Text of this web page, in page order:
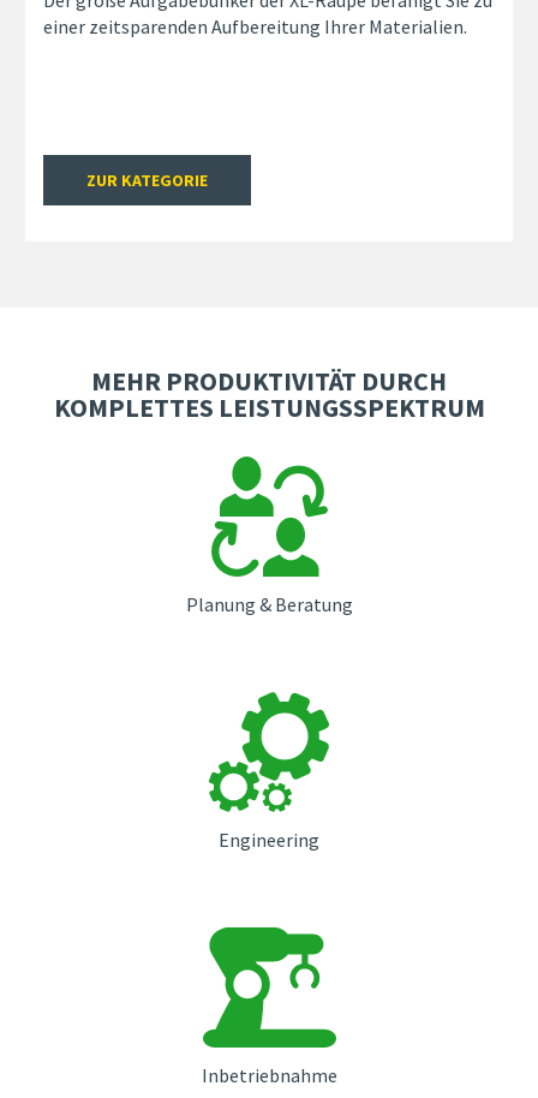
einer zeitsparenden Aufbereitung Ihrer Materialien.
ZUR KATEGORIE
MEHR PRODUKTIVITÄT DURCH
KOMPLETTES LEISTUNGSSPEKTRUM
Planung & Beratung
Engineering
Inbetriebnahme